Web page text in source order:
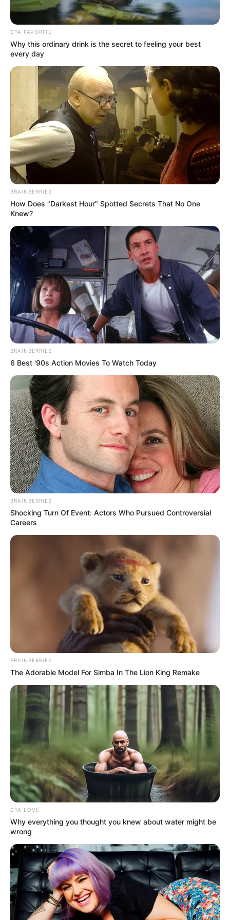
La noticia sorprende a todos los fanáticos del club; no
búsqueda de un reemplazante que logre continuar el
proyecto deportivo que
había iniciado el estratega
cartagenero.
Puede ver:Forbes reveló precio y fecha para la venta
final de Once Caldas a inversores extranjeros
En los próximos días se irán conociendo más detalles
sobre el futuro deBodhert, quien es uno de los
entrenadores con mayor futuro del fútbol colombiano por
sus grandes campañas hechos con clubes de bajo
presupuesto. Incluso, muchos ya señalan que el timonel
merece estar en un club de mayores quilates para así
poder tener un nuevo reto profesional, o incluso ser parte
de las juveniles de la Selección Colombia.
Hubert Bodhert renunció
al Once Caldas
Crédito: Redes sociales de
Hubert Bodhert
COMPARTIR
TEMAS RELACIONADOS
FÚTBOL PROFESIONAL COLOMBIANO ONCE CALDAS
MANTÉNGASE EN ALERTA
Tenemos todas las noticias que le
favor, active las notificaciones de Alerta.
ACTIVAR AHORA
TEMAS DESTACADOS
CTA FAVORITE
Why this ordinary drink is the secret to feeling your best
every day
BRAINBERRIES
How Does "Darkest Hour" Spotted Secrets That No One
Knew?
BRAINBERRIES
6 Best '90s Action Movies To Watch Today
BRAINBERRIES
Shocking Turn Of Event: Actors Who Pursued Controversial
Careers
BRAINBERRIES
The Adorable Model For Simba In The Lion King Remake
CTA LOVE
Why everything you thought you knew about water might be
wrong